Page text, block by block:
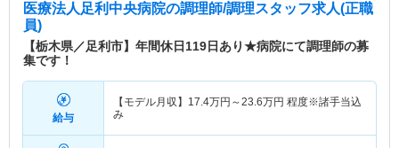
医療法人足利中央病院の調理師/調理スタッフ求人(正職
員)
【栃木県／足利市】年間休日119日あり★病院にて調理師の募
集です！
給与
【モデル月収】 17.4万円～23.6万円 程度※諸手当込
み